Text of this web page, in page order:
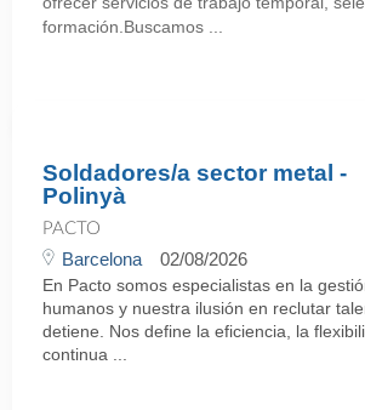
formación.Buscamos ...
Soldadores/a sector metal -
Polinyà
PACTO
Barcelona 02/08/2026
En Pacto somos especialistas en la
humanos y nuestra ilusión en reclutar
detiene. Nos define la eficiencia, la
continua ...